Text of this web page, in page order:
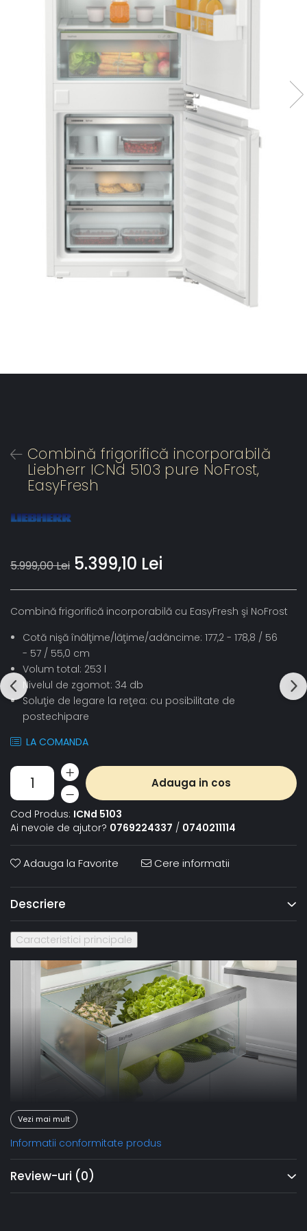
Combină frigorifică incorporabilă
Liebherr ICNd 5103 pure NoFrost,
EasyFresh
5.999,00 Lei 5.399,10 Lei
Combină frigorifică incorporabilă cu EasyFresh şi NoFrost
Cotă nişă înălţime/lăţime/adâncime: 177,2 - 178,8 / 56
- 57 / 55,0 cm
Volum total: 253 l
Nivelul de zgomot: 34 db
Soluţie de legare la reţea: cu posibilitate de
postechipare
LA COMANDA
Adauga in cos
Cod Produs: ICNd 5103
Ai nevoie de ajutor? 0769224337 / 0740211114
Adauga la Favorite Cere informatii
Descriere
Caracteristici principale
EasyFresh
Vezi mai mult
Informatii conformitate produs
Review-uri (0)